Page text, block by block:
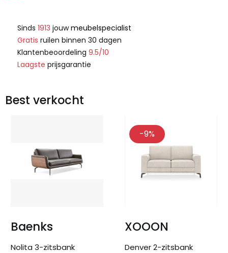
Sinds 1913 jouwmeubelspecialist
Gratis ruilen binnen 30 dagen
Klantenbeoordeling 9.5/10
Laagste prijsgarantie
Best verkocht
Baenks
Nolita 3-zitsbank
-9%
XOOON
Denver 2-zitsbank